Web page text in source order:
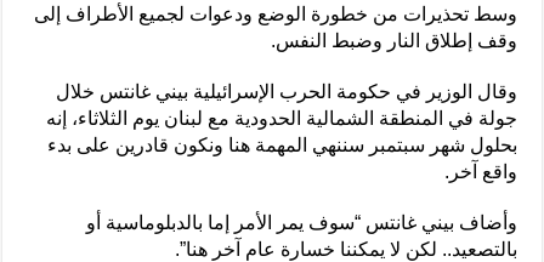
وسط تحذيرات من خطورة الوضع ودعوات لجميع الأطراف إلى
وقف إطلاق النار وضبط النفس.
وقال الوزير في حكومة الحرب الإسرائيلية بيني غانتس خلال
جولة في المنطقة الشمالية الحدودية مع لبنان يوم الثلاثاء، إنه
بحلول شهر سبتمبر سننهي المهمة هنا ونكون قادرين على بدء
واقع آخر.
وأضاف بيني غانتس “سوف يمر الأمر إما بالدبلوماسية أو
بالتصعيد.. لكن لا يمكننا خسارة عام آخر هنا”.